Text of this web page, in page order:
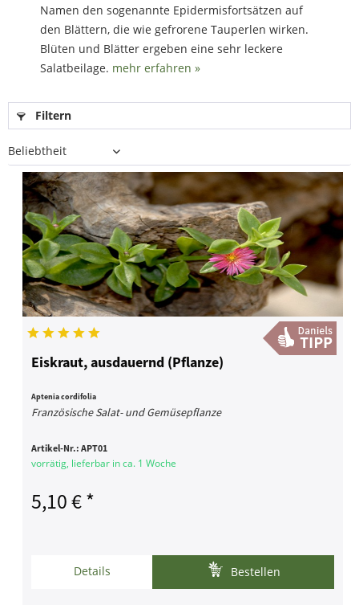
Namen den sogenannte Epidermisfortsätzen auf
den Blättern, die wie gefrorene Tauperlen wirken.
Blüten und Blätter ergeben eine sehr leckere
Salatbeilage. mehr erfahren »
Filtern
Eiskraut, ausdauernd (Pflanze)
Aptenia cordifolia
Französische Salat- und Gemüsepflanze
Artikel-Nr.:APT01
vorrätig, lieferbar in ca. 1 Woche
5,10 € *
Details Bestellen